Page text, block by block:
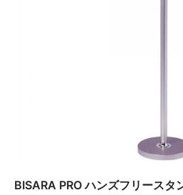
BISARA PRO ハンズフリースタ